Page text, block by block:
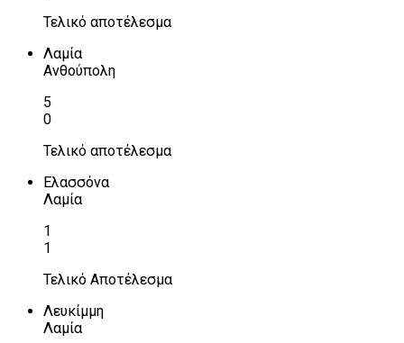
Τελικό αποτέλεσμα
Λαμία
Ανθούπολη
5
0
Τελικό αποτέλεσμα
Ελασσόνα
Λαμία
1
1
Τελικό Αποτέλεσμα
Λευκίμμη
Λαμία